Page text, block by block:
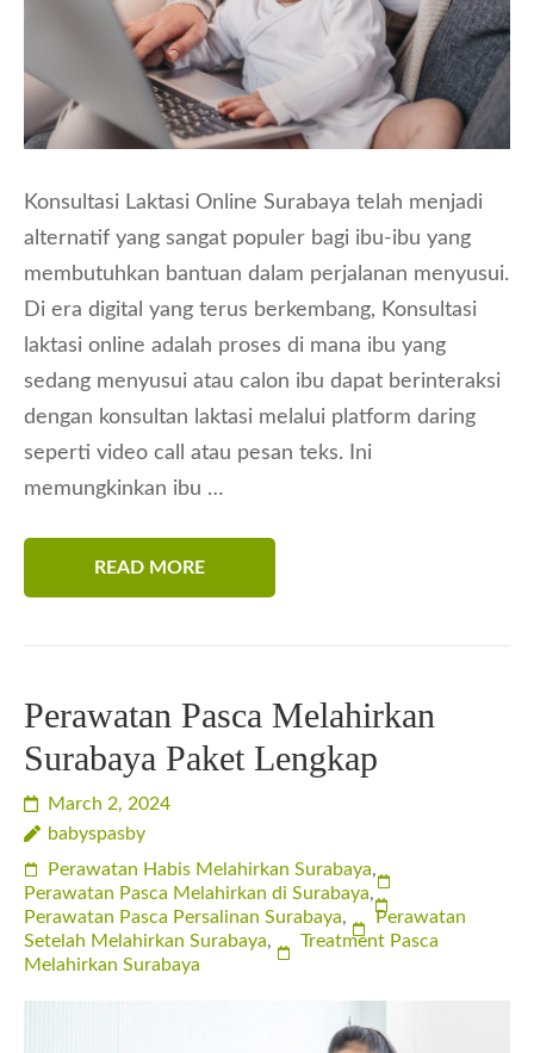
Konsultasi Laktasi Online Surabaya telah menjadi
alternatif yang sangat populer bagi ibu-ibu yang
membutuhkan bantuan dalam perjalanan menyusui.
Di era digital yang terus berkembang, Konsultasi
laktasi online adalah proses di mana ibu yang
sedang menyusui atau calon ibu dapat berinteraksi
dengan konsultan laktasi melalui platform daring
seperti video call atau pesan teks. Ini
memungkinkan ibu …
READ MORE
Perawatan Pasca Melahirkan
Surabaya Paket Lengkap
March 2, 2024
babyspasby
Perawatan Habis Melahirkan Surabaya,
Perawatan Pasca Melahirkan di Surabaya,
Perawatan Pasca Persalinan Surabaya,
Perawatan
Setelah Melahirkan Surabaya,
Treatment Pasca
Melahirkan Surabaya